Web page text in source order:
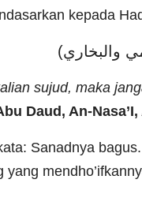
kepada
والبخاري)
sujud, maka
Daud, An-
Sanadnya